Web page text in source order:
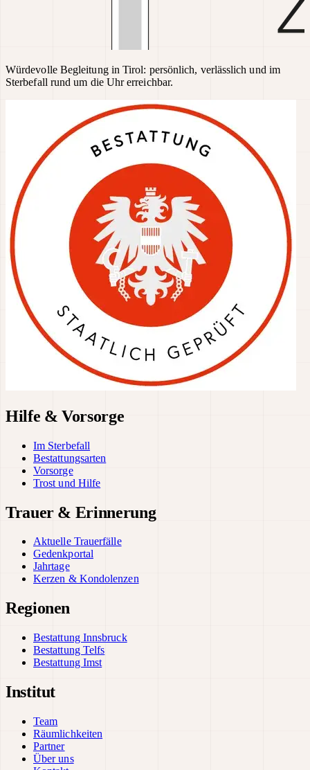
Würdevolle Begleitung in Tirol: persönlich, verlässlich und im
Sterbefall rund um die Uhr erreichbar.
Hilfe & Vorsorge
Im Sterbefall
Bestattungsarten
Vorsorge
Trost und Hilfe
Trauer & Erinnerung
Aktuelle Trauerfälle
Gedenkportal
Jahrtage
Kerzen & Kondolenzen
Regionen
Bestattung Innsbruck
Bestattung Telfs
Bestattung Imst
Institut
Team
Räumlichkeiten
Partner
Über uns